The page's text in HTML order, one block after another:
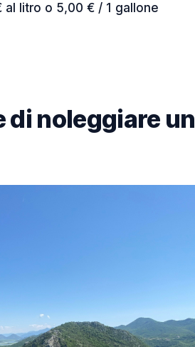
al litro o 5,00 € / 1 gallone
di noleggiare